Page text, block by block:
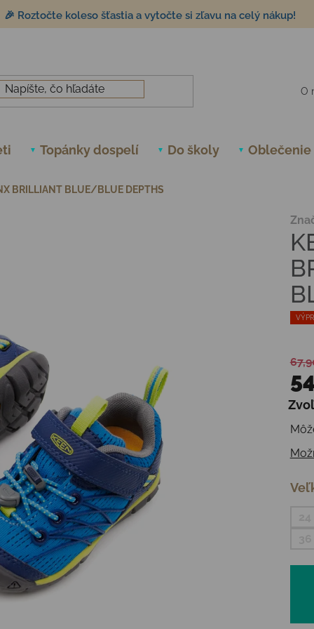
🎉 Roztočte koleso šťastia a vytočte si zľavu na celý nákup!
O
Topánky dospelí Do školy Oblečenie
BRILLIANT BLUE/BLUE DEPTHS